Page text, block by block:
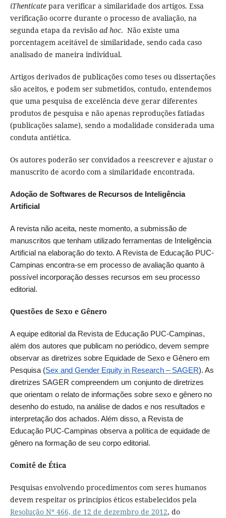
iThenticatepara verificar a similaridade dos artigos. Essa
verificação ocorre durante o processo de avaliação, na
segunda etapa da revisão ad hoc. Não existe uma
porcentagem aceitável de similaridade, sendo cada caso
analisado de maneira individual.
Artigos derivados de publicações como teses ou dissertações
são aceitos, e podem ser submetidos, contudo, entendemos
que uma pesquisa de excelência deve gerar diferentes
produtos de pesquisa e não apenas reproduções fatiadas
(publicações salame), sendo a modalidade considerada uma
conduta antiética.
Os autores poderão ser convidados a reescrever e ajustar o
manuscrito de acordo com a similaridade encontrada.
Adoção de Softwares de Recursos de Inteligência
Artificial
A revista não aceita, neste momento, a submissão de
manuscritos que tenham utilizado ferramentas de Inteligência
Artificial na elaboração do texto. A Revista de Educação PUC-
Campinas encontra-se em processo de avaliação quanto à
possível incorporação desses recursos em seu processo
editorial.
Questões de Sexo e Gênero
A equipe editorial da Revista de Educação PUC-Campinas,
além dos autores que publicam no periódico, devem sempre
observar as diretrizes sobre Equidade de Sexo e Gênero em
Pesquisa (Sex and Gender Equity in Research – SAGER). As
diretrizes SAGER compreendem um conjunto de diretrizes
que orientam o relato de informações sobre sexo e gênero no
desenho do estudo, na análise de dados e nos resultados e
interpretação dos achados. Além disso, a Revista de
Educação PUC-Campinas observa a política de equidade de
gênero na formação de seu corpo editorial.
Comitê de Ética
Pesquisas envolvendo procedimentos com seres humanos
devem respeitar os princípios éticos estabelecidos pela
Resolução Nº 466, de 12 de dezembro de 2012, do